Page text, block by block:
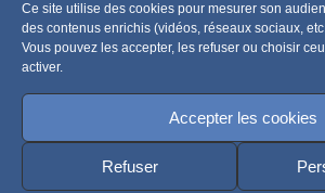
Ce site utilise des cookies pour mesurer son
des contenus enrichis (vidéos, réseaux sociaux,
Vous pouvez les accepter, les refuser ou choisir
activer.
Accepter les cookies
Refuser